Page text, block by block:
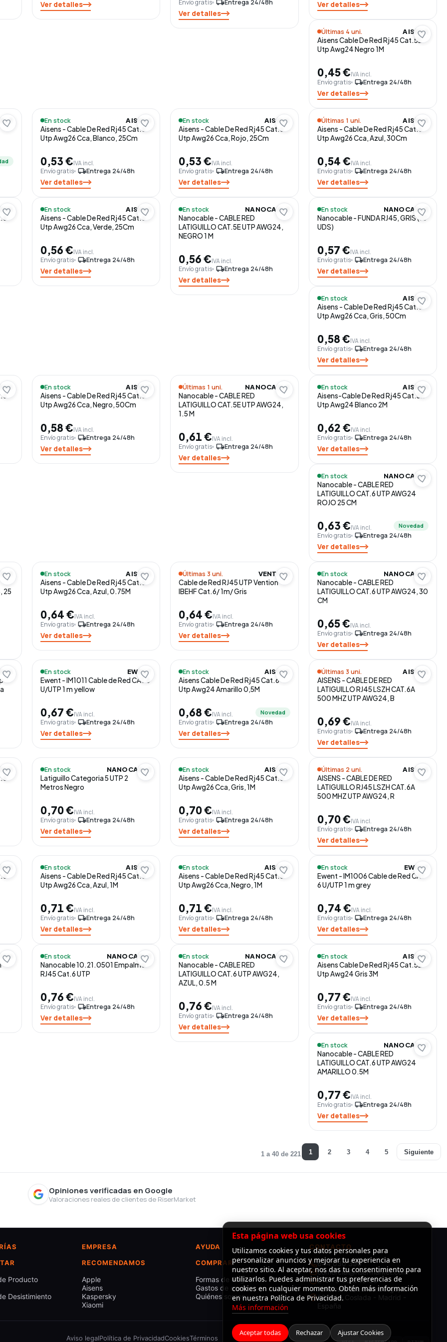
Ver detalles Envío gratis local_shippingEntrega 24/48h
Ver detalles
Ver detalles
Últimas 4 uni. AISENS
Aisens Cable De Red Rj45 Cat.5E
Utp Awg24 Negro 1M
0,45 €IVA incl.
Envío gratis local_shippingEntrega 24/48h
Ver detalles
En stock AISENS
Aisens - Cable De Red Rj45 Cat.6
Utp Awg26 Cca, Blanco, 25Cm
0,53 €IVA incl.
Envío gratis local_shippingEntrega 24/48h
Ver detalles
En stock AISENS
Aisens - Cable De Red Rj45 Cat.6
Utp Awg26 Cca, Rojo, 25Cm
0,53 €IVA incl.
Envío gratis local_shippingEntrega 24/48h
Ver detalles
Últimas 1 uni. AISENS
Aisens - Cable De Red Rj45 Cat.6
Utp Awg26 Cca, Azul, 30Cm
0,54 €IVA incl.
Envío gratis local_shippingEntrega 24/48h
Ver detalles
En stock AISENS
Aisens - Cable De Red Rj45 Cat.6
Utp Awg26 Cca, Verde, 25Cm
0,56 €IVA incl.
Envío gratis local_shippingEntrega 24/48h
Ver detalles
En stock NANOCABLE
Nanocable - CABLE RED
LATIGUILLO CAT.5E UTP AWG24,
NEGRO 1 M
0,56 €IVA incl.
Envío gratis local_shippingEntrega 24/48h
Ver detalles
En stock NANOCABLE
Nanocable - FUNDA RJ45, GRIS (10
UDS)
0,57 €IVA incl.
Envío gratis local_shippingEntrega 24/48h
Ver detalles
En stock AISENS
Aisens - Cable De Red Rj45 Cat.6
Utp Awg26 Cca, Gris, 50Cm
0,58 €IVA incl.
Envío gratis local_shippingEntrega 24/48h
Ver detalles
En stock AISENS
Aisens - Cable De Red Rj45 Cat.6
Utp Awg26 Cca, Negro, 50Cm
0,58 €IVA incl.
Envío gratis local_shippingEntrega 24/48h
Ver detalles
Últimas 1 uni. NANOCABLE
Nanocable - CABLE RED
LATIGUILLO CAT.5E UTP AWG24,
1.5 M
0,61 €IVA incl.
Envío gratis local_shippingEntrega 24/48h
Ver detalles
En stock AISENS
Aisens-Cable De Red Rj45 Cat.5E
Utp Awg24 Blanco 2M
0,62 €IVA incl.
Envío gratis local_shippingEntrega 24/48h
Ver detalles
En stock NANOCABLE
Nanocable - CABLE RED
LATIGUILLO CAT.6 UTP AWG24
ROJO 25 CM
0,63 €IVA incl. Novedad
Envío gratis local_shippingEntrega 24/48h
Ver detalles
25
En stock AISENS
Aisens - Cable De Red Rj45 Cat.6
Utp Awg26 Cca, Azul, 0.75M
0,64 €IVA incl.
Envío gratis local_shippingEntrega 24/48h
Ver detalles
Últimas 3 uni. VENTION
Cable de Red RJ45 UTP Vention
IBEHF Cat.6/ 1m/ Gris
0,64 €IVA incl.
Envío gratis local_shippingEntrega 24/48h
Ver detalles
En stock NANOCABLE
Nanocable - CABLE RED
LATIGUILLO CAT.6 UTP AWG24, 30
CM
0,65 €IVA incl.
Envío gratis local_shippingEntrega 24/48h
Ver detalles
En stock EWENT
Ewent - IM1011 Cable de Red CAT 6
U/UTP 1 m yellow
0,67 €IVA incl.
Envío gratis local_shippingEntrega 24/48h
Ver detalles
En stock AISENS
Aisens Cable De Red Rj45 Cat.6
Utp Awg24 Amarillo 0,5M
0,68 €IVA incl. Novedad
Envío gratis local_shippingEntrega 24/48h
Ver detalles
Últimas 3 uni. AISENS
AISENS - CABLE DE RED
LATIGUILLO RJ45 LSZH CAT.6A
500 MHZ UTP AWG24, B
0,69 €IVA incl.
Envío gratis local_shippingEntrega 24/48h
Ver detalles
En stock NANOCABLE
Latiguillo Categoria 5 UTP 2
Metros Negro
0,70 €IVA incl.
Envío gratis local_shippingEntrega 24/48h
Ver detalles
En stock AISENS
Aisens - Cable De Red Rj45 Cat.6
Utp Awg26 Cca, Gris, 1M
0,70 €IVA incl.
Envío gratis local_shippingEntrega 24/48h
Ver detalles
Últimas 2 uni. AISENS
AISENS - CABLE DE RED
LATIGUILLO RJ45 LSZH CAT.6A
500 MHZ UTP AWG24, R
0,70 €IVA incl.
Envío gratis local_shippingEntrega 24/48h
Ver detalles
En stock AISENS
Aisens - Cable De Red Rj45 Cat.6
Utp Awg26 Cca, Azul, 1M
0,71 €IVA incl.
Envío gratis local_shippingEntrega 24/48h
Ver detalles
En stock AISENS
Aisens - Cable De Red Rj45 Cat.6
Utp Awg26 Cca, Negro, 1M
0,71 €IVA incl.
Envío gratis local_shippingEntrega 24/48h
Ver detalles
En stock EWENT
Ewent - IM1006 Cable de Red CAT
6 U/UTP 1 m grey
0,74 €IVA incl.
Envío gratis local_shippingEntrega 24/48h
Ver detalles
En stock NANOCABLE
Nanocable 10.21.0501 Empalme
RJ45 Cat.6 UTP
0,76 €IVA incl.
Envío gratis local_shippingEntrega 24/48h
Ver detalles
En stock NANOCABLE
Nanocable - CABLE RED
LATIGUILLO CAT.6 UTP AWG24,
AZUL, 0.5 M
0,76 €IVA incl.
Envío gratis local_shippingEntrega 24/48h
Ver detalles
En stock AISENS
Aisens Cable De Red Rj45 Cat.5E
Utp Awg24 Gris 3M
0,77 €IVA incl.
Envío gratis local_shippingEntrega 24/48h
Ver detalles
En stock NANOCABLE
Nanocable - CABLE RED
LATIGUILLO CAT.6 UTP AWG24
AMARILLO 0.5M
0,77 €IVA incl.
Envío gratis local_shippingEntrega 24/48h
Ver detalles
1 a 40 de 221 1 2 3 4 5 Siguiente
Opiniones verificadas en Google
Valoraciones reales de clientes de RiserMarket
Producto
Desistimiento
EMPRESA
RECOMENDAMOS
Apple
Aisens
Kaspersky
Xiaomi
AYUDA
COMPRAR
Formas de Pago
Gastos de envío
Quiénes somos
CONTACTO
644 030 396
comercial@risermarket.com
L–V · 9:00 a 19:00
Almacén: C/Luxemburgo, 3 -
28821 - Coslada - Madrid -
España
Aviso legalPolítica de PrivacidadCookiesTérminos
Esta página web usa cookies
Utilizamos cookies y tus datos personales para
personalizar anuncios y mejorar tu experiencia en
nuestro sitio. Al aceptar, nos das tu consentimiento para
utilizarlos. Puedes administrar tus preferencias de
cookies en cualquier momento. Obtén más información
en nuestra Política de Privacidad.
Más información
Aceptar todas Rechazar Ajustar Cookies